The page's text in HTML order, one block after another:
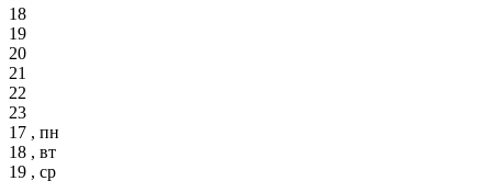
18
19
20
21
22
23
17 , пн
18 , вт
19 , ср